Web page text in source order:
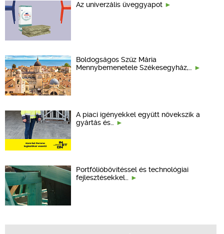
Az univerzális üveggyapot
Boldogságos Szűz Mária
Mennybemenetele Székesegyház,…
A piaci igényekkel együtt növekszik a
gyártás és…
Portfólióbővítéssel és technológiai
fejlesztésekkel…